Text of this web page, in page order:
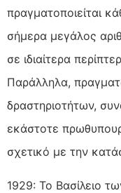
πραγματοποιείται
σήμερα μεγάλος
σε ιδιαίτερα
Παράλληλα,
δραστηριοτήτων,
εκάστοτε
σχετικό με την
1929: Το Βασίλειο